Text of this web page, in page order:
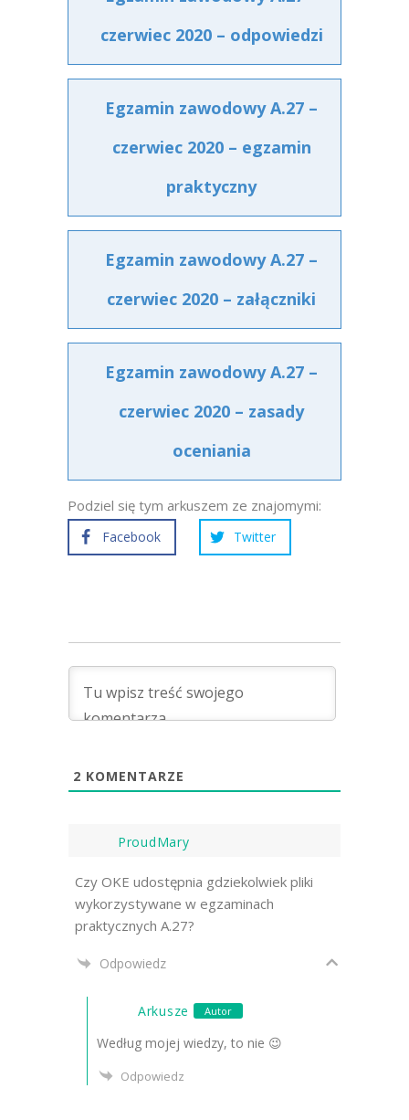
czerwiec 2020 – odpowiedzi
Egzamin zawodowy A.27 –
czerwiec 2020 – egzamin
praktyczny
Egzamin zawodowy A.27 –
czerwiec 2020 – załączniki
Egzamin zawodowy A.27 –
czerwiec 2020 – zasady
oceniania
Podziel się tym arkuszem ze znajomymi:
Facebook Twitter
2 KOMENTARZE
ProudMary
Czy OKE udostępnia gdziekolwiek pliki
wykorzystywane w egzaminach
praktycznych A.27?
Odpowiedz
Arkusze Autor
Według mojej wiedzy, to nie 😉
Odpowiedz